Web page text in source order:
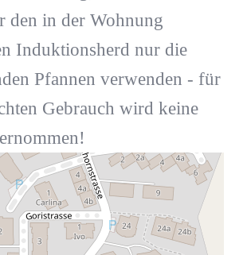
den in der Wohnung
Induktionsherd nur die
Pfannen verwenden - für
Gebrauch wird keine